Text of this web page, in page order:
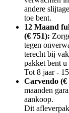
andere
toe bent.
12 Maand
(€ 751):
tegen
terecht bij
pakket bent u
Tot 8 jaar -
Carvendo (€
maanden
aankoop.
Dit